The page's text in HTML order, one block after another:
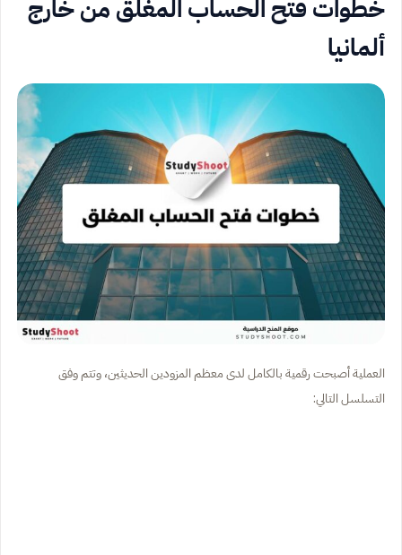
خطوات فتح الحساب المغلق من خارج
ألمانيا
العملية أصبحت رقمية بالكامل لدى معظم المزودين الحديثين، وتتم وفق
التسلسل التالي: